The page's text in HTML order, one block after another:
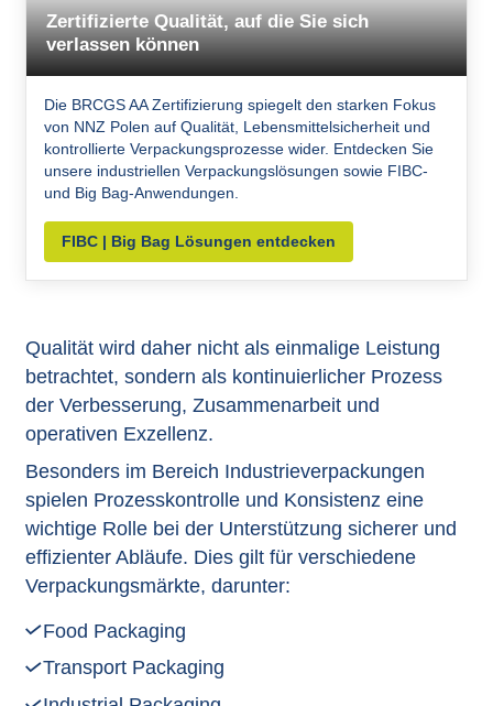
Zertifizierte Qualität, auf die Sie sich
verlassen können
Die BRCGS AA Zertifizierung spiegelt den starken Fokus
von NNZ Polen auf Qualität, Lebensmittelsicherheit und
kontrollierte Verpackungsprozesse wider. Entdecken Sie
unsere industriellen Verpackungslösungen sowie FIBC-
und Big Bag-Anwendungen.
FIBC | Big Bag Lösungen entdecken
Qualität wird daher nicht als einmalige Leistung
betrachtet, sondern als kontinuierlicher Prozess
der Verbesserung, Zusammenarbeit und
operativen Exzellenz.
Besonders im Bereich Industrieverpackungen
spielen Prozesskontrolle und Konsistenz eine
wichtige Rolle bei der Unterstützung sicherer und
effizienter Abläufe. Dies gilt für verschiedene
Verpackungsmärkte, darunter:
Food Packaging
Transport Packaging